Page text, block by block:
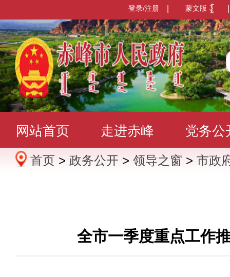
蒙文版
登录/注册
网站首页 走进赤峰 党务公
办事服务 政民互动 数据发
首页 > 政务公开 > 领导之窗 > 市政
全市一季度重点工作